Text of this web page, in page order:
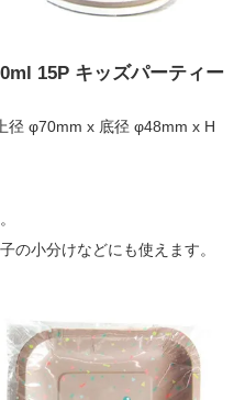
15P キッズパーティー
径 φ70mm x 底径 φ48mm x H
の小分けなどにも使えます。